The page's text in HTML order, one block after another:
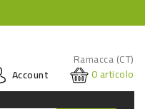
Ramacca (CT)
Account
0articolo